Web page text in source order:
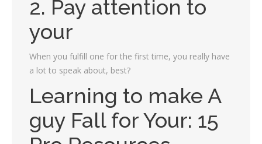
2. Pay attention to
your
When you fulfill one for the first time, you really have
a lot to speak about, best?
Learning to make A
guy Fall for Your: 15